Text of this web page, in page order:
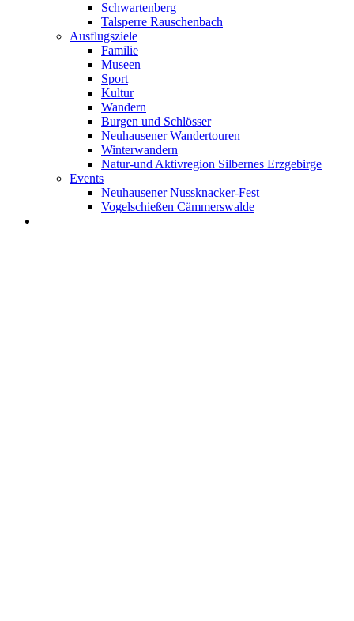
Schwartenberg
Talsperre Rauschenbach
Ausflugsziele
Familie
Museen
Sport
Kultur
Wandern
Burgen und Schlösser
Neuhausener Wandertouren
Winterwandern
Natur-und Aktivregion Silbernes Erzgebirge
Events
Neuhausener Nussknacker-Fest
Vogelschießen Cämmerswalde